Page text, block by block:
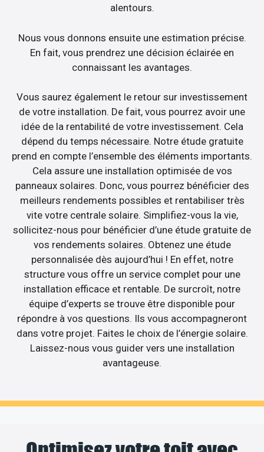
alentours.
Nous vous donnons ensuite une estimation précise.
En fait, vous prendrez une décision éclairée en
connaissant les avantages.
Vous saurez également le retour sur investissement
de votre installation. De fait, vous pourrez avoir une
idée de la rentabilité de votre investissement. Cela
dépend du temps nécessaire. Notre étude gratuite
prend en compte l’ensemble des éléments importants.
Cela assure une installation optimisée de vos
panneaux solaires. Donc, vous pourrez bénéficier des
meilleurs rendements possibles et rentabiliser très
vite votre centrale solaire. Simplifiez-vous la vie,
sollicitez-nous pour bénéficier d’une étude gratuite de
vos rendements solaires. Obtenez une étude
personnalisée dès aujourd’hui ! En effet, notre
structure vous offre un service complet pour une
installation efficace et rentable. De surcroît, notre
équipe d’experts se trouve être disponible pour
répondre à vos questions. Ils vous accompagneront
dans votre projet. Faites le choix de l’énergie solaire.
Laissez-nous vous guider vers une installation
avantageuse.